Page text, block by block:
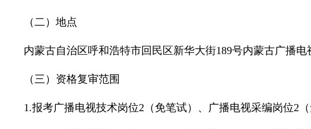
（二）地点
内蒙古自治区呼和浩特市回民区新华大街189号内蒙古广播电
（三）资格复审范围
1.报考广播电视技术岗位2（免笔试）、广播电视采编岗位2